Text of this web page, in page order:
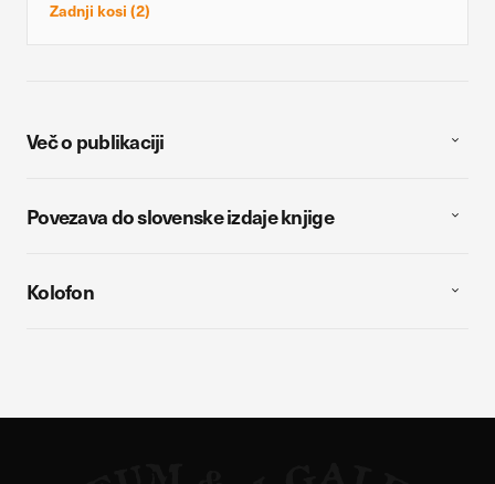
Zadnji kosi (2)
Več o publikaciji
Povezava do slovenske izdaje knjige
Kolofon